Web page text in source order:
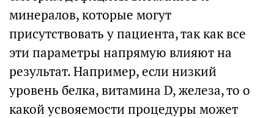
минералов, которые могут
присутствовать у пациента, так как все
эти параметры напрямую влияют на
результат. Например, если низкий
уровень белка, витамина D, железа, то о
какой усвояемости процедуры может